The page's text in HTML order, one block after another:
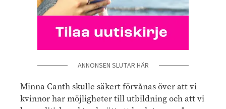
ANNONSEN SLUTAR HÄR
Minna Canth skulle säkert förvånas över att vi
kvinnor har möjligheter till utbildning och att vi